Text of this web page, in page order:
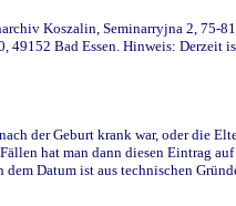
Koszalin, Seminarryjna 2, 75-
Bad Essen. Hinweis: Derzeit
der Geburt krank war, oder die
hat man dann diesen Eintrag
Datum ist aus technischen